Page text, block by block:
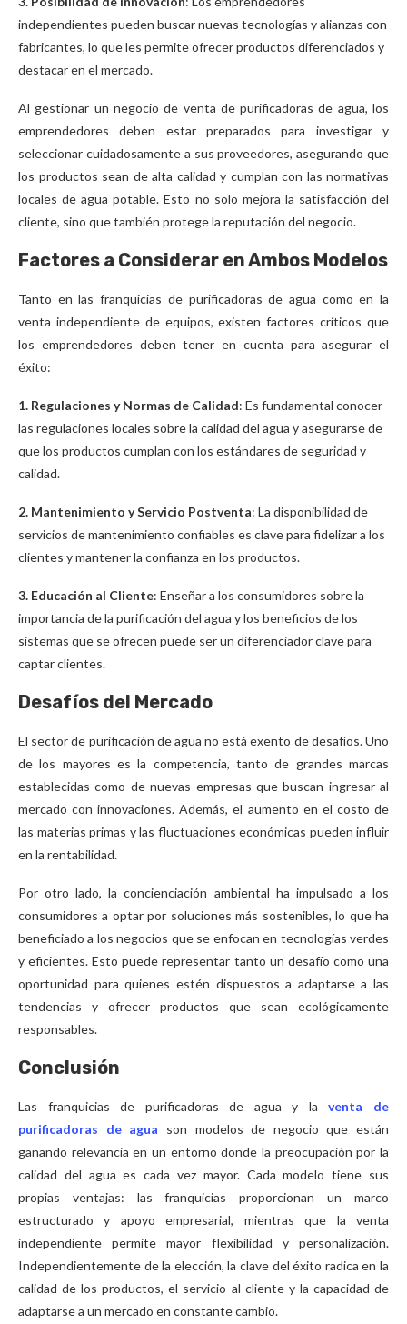
independientes pueden buscar nuevas tecnologías y alianzas con
fabricantes, lo que les permite ofrecer productos diferenciados y
destacar en el mercado.
Al gestionar un negocio de venta de purificadoras de agua, los
emprendedores deben estar preparados para investigar y
seleccionar cuidadosamente a sus proveedores, asegurando que
los productos sean de alta calidad y cumplan con las normativas
locales de agua potable. Esto no solo mejora la satisfacción del
cliente, sino que también protege la reputación del negocio.
Factores a Considerar en Ambos Modelos
Tanto en las franquicias de purificadoras de agua como en la
venta independiente de equipos, existen factores críticos que
los emprendedores deben tener en cuenta para asegurar el
éxito:
1. Regulaciones y Normas de Calidad: Es fundamental conocer
las regulaciones locales sobre la calidad del agua y asegurarse de
que los productos cumplan con los estándares de seguridad y
calidad.
2. Mantenimiento y Servicio Postventa: La disponibilidad de
servicios de mantenimiento confiables es clave para fidelizar a los
clientes y mantener la confianza en los productos.
3. Educación al Cliente: Enseñar a los consumidores sobre la
importancia de la purificación del agua y los beneficios de los
sistemas que se ofrecen puede ser un diferenciador clave para
captar clientes.
Desafíos del Mercado
El sector de purificación de agua no está exento de desafíos. Uno
de los mayores es la competencia, tanto de grandes marcas
establecidas como de nuevas empresas que buscan ingresar al
mercado con innovaciones. Además, el aumento en el costo de
las materias primas y las fluctuaciones económicas pueden influir
en la rentabilidad.
Por otro lado, la concienciación ambiental ha impulsado a los
consumidores a optar por soluciones más sostenibles, lo que ha
beneficiado a los negocios que se enfocan en tecnologías verdes
y eficientes. Esto puede representar tanto un desafío como una
oportunidad para quienes estén dispuestos a adaptarse a las
tendencias y ofrecer productos que sean ecológicamente
responsables.
Conclusión
Las franquicias de purificadoras de agua y laventa de
purificadoras de agua son modelos de negocio que están
ganando relevancia en un entorno donde la preocupación por la
calidad del agua es cada vez mayor. Cada modelo tiene sus
propias ventajas: las franquicias proporcionan un marco
estructurado y apoyo empresarial, mientras que la venta
independiente permite mayor flexibilidad y personalización.
Independientemente de la elección, la clave del éxito radica en la
calidad de los productos, el servicio al cliente y la capacidad de
adaptarse a un mercado en constante cambio.